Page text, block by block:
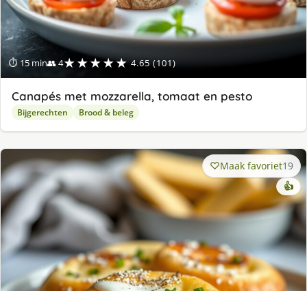
⏱ 15 min👥 4★★★★★ 4.65 (101)
Canapés met mozzarella, tomaat en pesto
Bijgerechten Brood & beleg
Maak favoriet19
👍